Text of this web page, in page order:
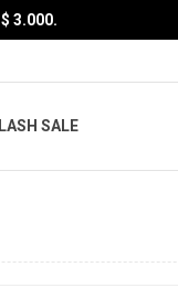
3.000.
SALE